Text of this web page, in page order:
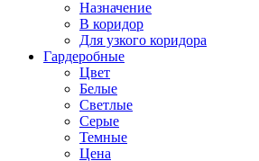
Назначение
В коридор
Для узкого коридора
Гардеробные
Цвет
Белые
Светлые
Серые
Темные
Цена